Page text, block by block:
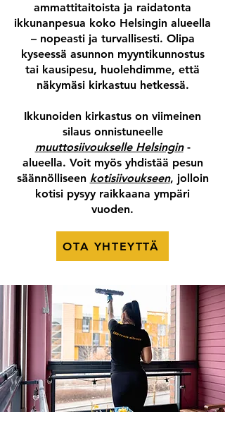
ammattitaitoista ja raidatonta
ikkunanpesua koko Helsingin alueella
– nopeasti ja turvallisesti. Olipa
kyseessä asunnon myyntikunnostus
tai kausipesu, huolehdimme, että
näkymäsi kirkastuu hetkessä.
Ikkunoiden kirkastus on viimeinen
silaus onnistuneelle
muuttosiivoukselle Helsingin-
alueella. Voit myös yhdistää pesun
säännölliseen kotisiivoukseen, jolloin
kotisi pysyy raikkaana ympäri
vuoden.
OTA YHTEYTTÄ